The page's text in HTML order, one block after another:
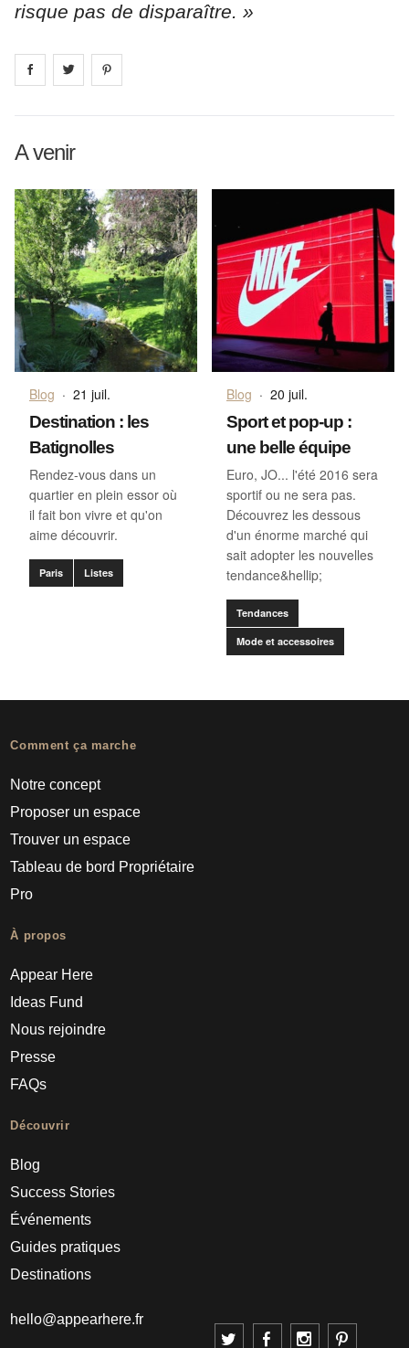
risque pas de disparaître. »
Share on facebook
Share on
A venir
Blog · 21 juil.
Destination : les
Batignolles
Rendez-vous dans un
quartier en plein essor où
il fait bon vivre et qu'on
aime découvrir.
Paris Listes
Blog · 20 juil.
Sport et pop-up :
une belle équipe
Euro, JO... l'été 2016 sera
sportif ou ne sera pas.
Découvrez les dessous
d'un énorme marché qui
sait adopter les nouvelles
tendance&hellip;
Tendances
Mode et accessoires
Comment ça marche
Notre concept
Proposer un espace
Trouver un espace
Tableau de bord Propriétaire
Pro
À propos
Appear Here
Ideas Fund
Nous rejoindre
Presse
FAQs
Découvrir
Blog
Success Stories
Événements
Guides pratiques
Destinations
hello@appearhere.fr